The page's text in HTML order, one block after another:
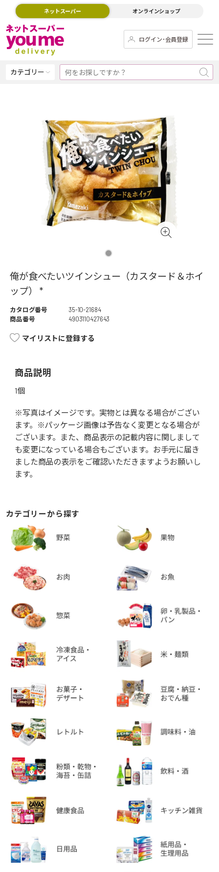
ネットスーパー オンラインショップ
ログイン･会員登録
カテゴリー
俺が食べたいツインシュー（カスタード＆ホイ
ップ） *
カタログ番号
35-10-21684
商品番号
4903110427643
マイリストに登録する
商品説明
1個
※写真はイメージです。実物とは異なる場合がござい
ます。※パッケージ画像は予告なく変更となる場合が
ございます。また、商品表示の記載内容に関しまして
も変更になっている場合もございます。お手元に届き
ました商品の表示をご確認いただきますようお願いし
ます。
カテゴリーから探す